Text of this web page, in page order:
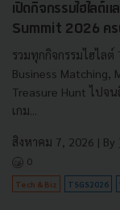
เปิดกิจกรรมไฮไลต์
Summit 2026 คร
รวมทุกกิจกรรมไฮไล
Business Matching,
Treasure Hunt ไปจ
เกม...
สิงหาคม 7, 2026 | By
0
Tech & Biz TSGS2026